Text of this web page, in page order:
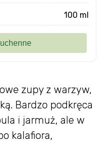
zupy z warzyw,
Bardzo podkręca
i jarmuż, ale w
kalafiora,
100 ml